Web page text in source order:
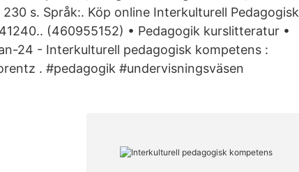
s. Språk:. Köp online Interkulturell Pedagogisk
(460955152) • Pedagogik kurslitteratur •
24 - Interkulturell pedagogisk kompetens :
. #pedagogik #undervisningsväsen